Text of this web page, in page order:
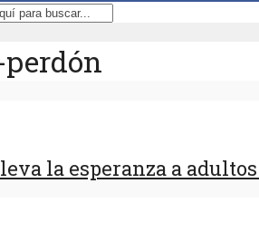
la esperanza a